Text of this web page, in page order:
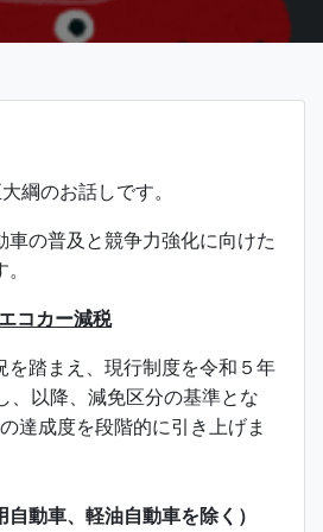
綱のお話しです。
車の普及と競争力強化に向けた
コカー減税
を踏まえ、現行制度を令和５年
、以降、減免区分の基準とな
達成度を段階的に引き上げま
動車、軽油自動車を除く）